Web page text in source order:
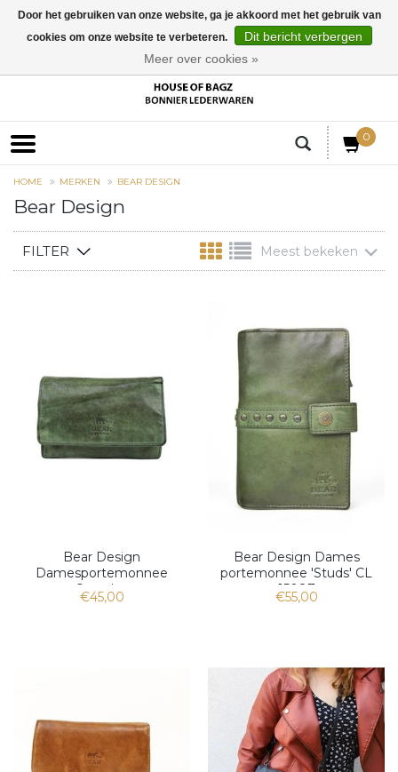
0
HOME MERKEN BEAR DESIGN
Bear Design
FILTER Meest bekeken
Bear Design
Damesportemonnee
Overslag
€45,00
Bear Design Dames
portemonnee 'Studs' CL
15087
€55,00
Door het gebruiken van onze website, ga je akkoord met het gebruik van
cookies om onze website te verbeteren.
Dit bericht verbergen
Meer over cookies »